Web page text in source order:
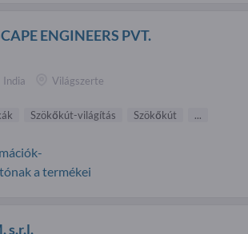
ENGINEERS PVT.
India Világszerte
Szökőkút-világítás Szökőkút ...
a termékei
s.r.l.